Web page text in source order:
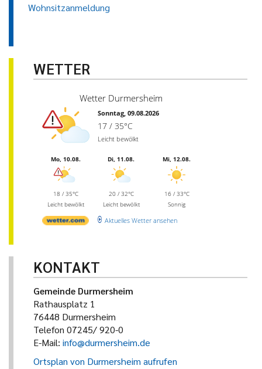
Wohnsitzanmeldung
WETTER
Wetter Durmersheim
Sonntag, 09.08.2026
17 / 35°C
Leicht bewölkt
Mo, 10.08.
18 / 35°C
Leicht bewölkt
Di, 11.08.
20 / 32°C
Leicht bewölkt
Mi, 12.08.
16 / 33°C
Sonnig
Aktuelles Wetter ansehen
KONTAKT
Gemeinde Durmersheim
Rathausplatz 1
76448 Durmersheim
Telefon 07245/ 920-0
E-Mail: info@durmersheim.de
Ortsplan von Durmersheim aufrufen